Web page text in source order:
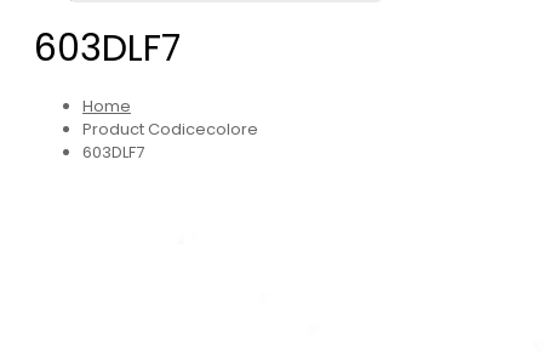
603DLF7
Home
Product Codicecolore
603DLF7